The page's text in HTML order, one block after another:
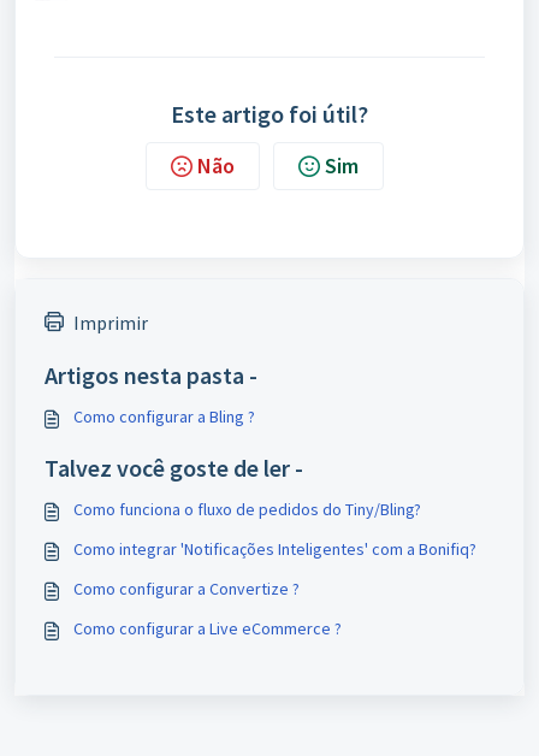
Este artigo foi útil?
Não Sim
Imprimir
Artigos nesta pasta -
Como configurar a Bling ?
Talvez você goste de ler -
Como funciona o fluxo de pedidos do Tiny/Bling?
Como integrar 'Notificações Inteligentes' com a Bonifiq?
Como configurar a Convertize ?
Como configurar a Live eCommerce ?